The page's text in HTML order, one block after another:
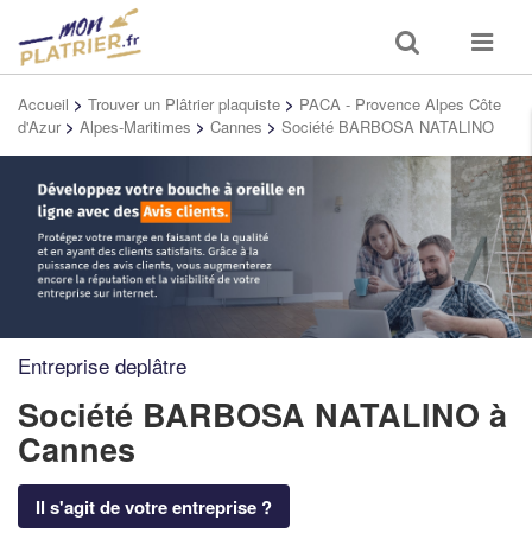
Toggle
search
Toggle
Accueil > Trouver un Plâtrier plaquiste > PACA - Provence Alpes Côte
d'Azur > Alpes-Maritimes > Cannes > Société BARBOSA NATALINO
Entreprise deplâtre
Société BARBOSA NATALINO à
Cannes
Il s'agit de votre entreprise ?